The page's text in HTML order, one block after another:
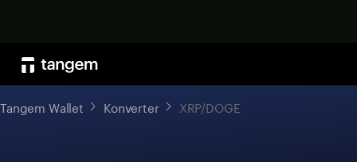
Tangem Wallet Konverter XRP/DOGE